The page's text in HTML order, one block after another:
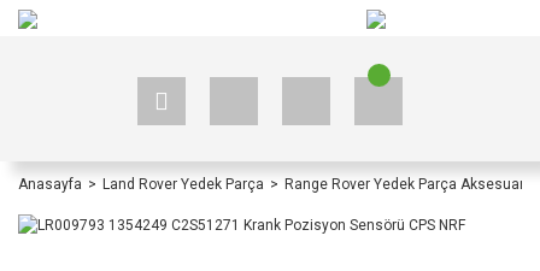
Anasayfa Land Rover Yedek Parça Range Rover Yedek Parça Aksesuar